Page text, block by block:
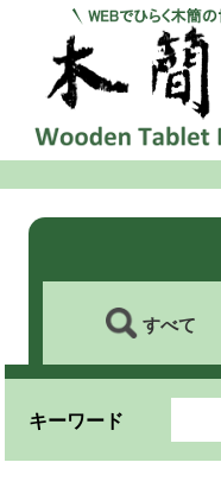
すべて
キーワード